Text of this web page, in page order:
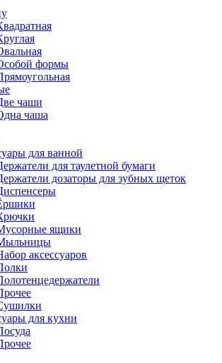
формы
чаши
чаша
для ванной
для таулетной бумаги
дозаторы для зубных щеток
ящики
аксессуаров
для кухни